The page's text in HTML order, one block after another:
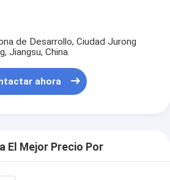
de Desarrollo, Ciudad Jurong
Jiangsu, China.
ahora
El Mejor Precio Por